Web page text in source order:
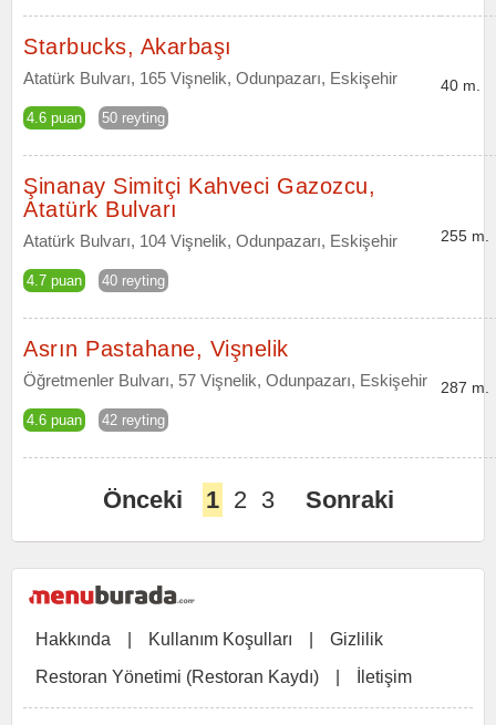
Starbucks, Akarbaşı
Atatürk Bulvarı, 165 Vişnelik, Odunpazarı, Eskişehir
4.6 puan 50 reyting
40 m.
Şinanay Simitçi Kahveci Gazozcu,
Atatürk Bulvarı
Atatürk Bulvarı, 104 Vişnelik, Odunpazarı, Eskişehir
4.7 puan 40 reyting
255 m.
Asrın Pastahane, Vişnelik
Öğretmenler Bulvarı, 57 Vişnelik, Odunpazarı, Eskişehir
4.6 puan 42 reyting
287 m.
Önceki 1 2 3 Sonraki
Hakkında Kullanım Koşulları
Gizlilik
Restoran Yönetimi (Restoran Kaydı)
İletişim